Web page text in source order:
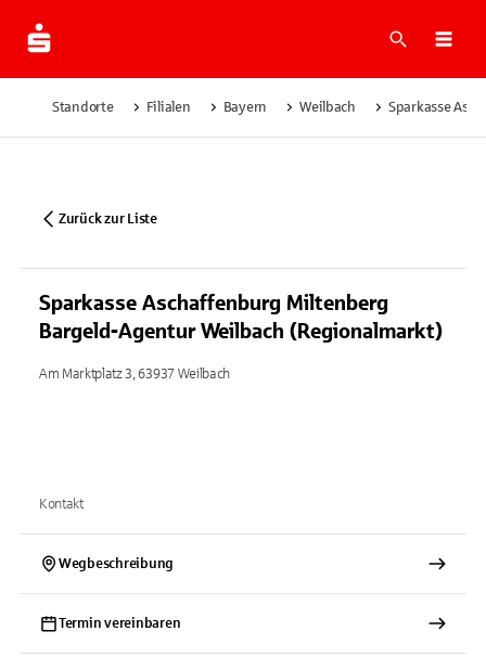
Suche
Standorte Filialen Bayern Weilbach Sparkasse
Zurück zur Liste
Sparkasse Aschaffenburg Miltenberg
Bargeld-Agentur Weilbach (Regionalmarkt)
Am Marktplatz 3, 63937 Weilbach
Kontakt
Wegbeschreibung
Termin vereinbaren